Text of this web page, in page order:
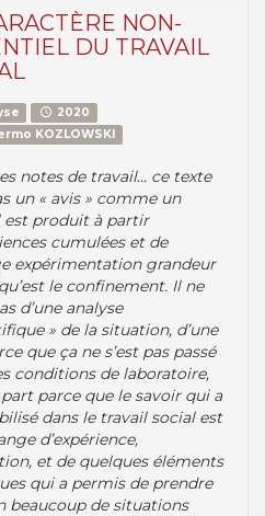
NON-
DU TRAVAIL
2020
KOZLOWSKI
notes de travail... ce texte
un « avis » comme un
est produit à partir
cumulées et de
expérimentation grandeur
le confinement. Il ne
d’une analyse
» de la situation, d’une
que ça ne s’est pas passé
conditions de laboratoire,
part parce que le savoir qui a
dans le travail social est
d’expérience,
et de quelques éléments
qui a permis de prendre
beaucoup de situations